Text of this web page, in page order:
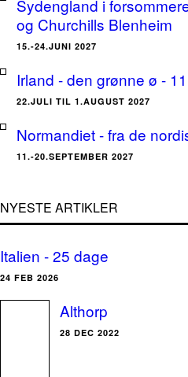
Sydengland i
og Churchills Blenheim
15.-24.JUNI 2027
Irland - den grønne ø -
22.JULI TIL 1.AUGUST 2027
Normandiet - fra de
11.-20.SEPTEMBER 2027
NYESTE ARTIKLER
Italien - 25 dage
24 FEB 2026
Althorp
28 DEC 2022